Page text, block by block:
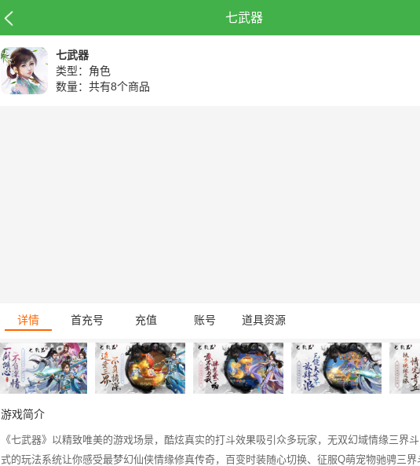
七武器
七武器
类型：角色
数量：共有8个商品
详情 首充号 充值 账号 道具资源
游戏简介
《七武器》以精致唯美的游戏场景，酷炫真实的打斗效果吸引众多玩家，无双幻域情缘三界
式的玩法系统让你感受最梦幻仙侠情缘修真传奇，百变时装随心切换、征服Q萌宠物驰骋三界